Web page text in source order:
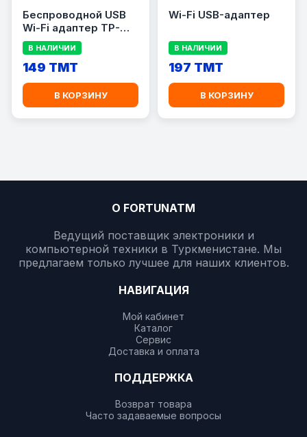
Беспроводной USB
Wi-Fi адаптер TP-
Link Archer TX1U
Nano AX300, Wi-Fi 6
(802.11ax), до 287
Мбит/с
В НАЛИЧИИ
149 TMT
В КОРЗИНУ
Wi-Fi USB-адаптер
В НАЛИЧИИ
197 TMT
В КОРЗИНУ
О FORTUNATM
Ведущий поставщик электроники и
компьютерной техники в Туркменистане. Мы
предлагаем только лучшее для наших клиентов.
НАВИГАЦИЯ
Мой кабинет
Каталог
Сервис
Доставка и оплата
ПОДДЕРЖКА
Возврат товара
Часто задаваемые вопросы